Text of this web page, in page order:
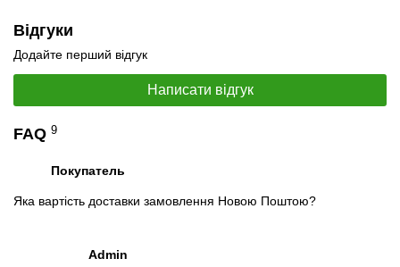
Відгуки
Додайте перший відгук
Написати відгук
FAQ 9
Покупатель
Яка вартість доставки замовлення Новою Поштою?
Admin